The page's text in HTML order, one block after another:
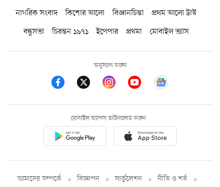
নাগরিক সংবাদ কিশোর আলো বিজ্ঞানচিন্তা
প্রথম আলো ট্রাস্ট
বন্ধুসভা
চিরন্তন ১৯৭১ ইপেপার প্রথমা মোবাইল ভ্যাস
অনুসরণ করুন
মোবাইল অ্যাপস ডাউনলোড করুন
আমাদের সম্পর্কে বিজ্ঞাপন সার্কুলেশন নীতি ও শর্ত